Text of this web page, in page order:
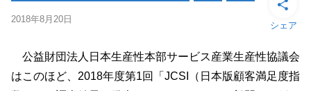
2018年8月20日
シェア
公益財団法人日本生産性本部サービス産業生産性協議会
はこのほど、2018年度第1回「JCSI（日本版顧客満足度指